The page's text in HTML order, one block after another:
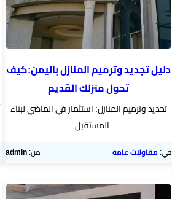
دليل تجديد وترميم المنازل باليمن:كيف
تحول منزلك القديم
تجديد وترميم المنازل: استثمار في الماضي لبناء
المستقبل...
في:مقاولات عامة من:admin